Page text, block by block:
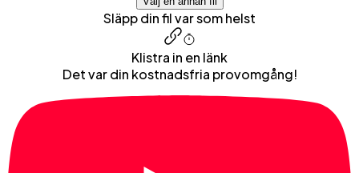
Släpp din fil var som helst
Klistra in en länk
Det var din kostnadsfria provomgång!